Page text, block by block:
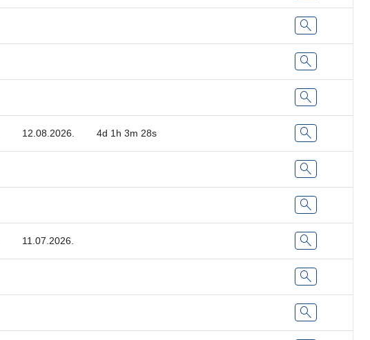
search
search
search
12.08.2026. 4d 1h 3m 28s search
search
search
11.07.2026. search
search
search